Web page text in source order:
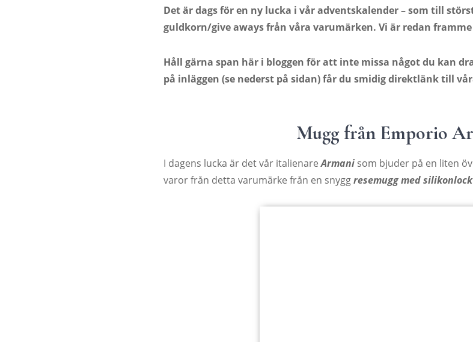
Det är dags för en ny lucka i vår adventskalender – som till
guldkorn/give aways från våra varumärken. Vi är redan framme
Håll gärna span här i bloggen för att inte missa något du kan
på inläggen (se nederst på sidan) får du smidig direktlänk till
Mugg från Emporio
I dagens lucka är det vår italienareArmani som bjuder på en liten
varor från detta varumärke från en snyggresemugg med silikonlock